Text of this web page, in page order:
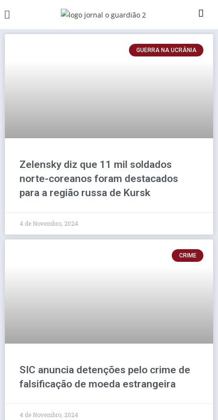
GUERRA NA UCRÂNIA
Zelensky diz que 11 mil soldados
norte-coreanos foram destacados
para a região russa de Kursk
4 de Novembro, 2024
CRIME
SIC anuncia detenções pelo crime de
falsificação de moeda estrangeira
4 de Novembro, 2024